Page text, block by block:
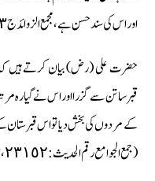
اور اس کی سند حسن ہے، مجمع الزوائد ج ٣ ص ٢٨٢)
حضرت علی (رض) بیان کرتے ہیں کہ
قبرساتن سے گزرا اور اس نے گیارہ
کے مردوں کی بخش دیا تو اس قبرستان
( جمع الجوامع رقم الحدیث : ٢٣١٥٢، الخصائل سورة اخلاص ج ١ ص ١٠٢ ، ۔ )